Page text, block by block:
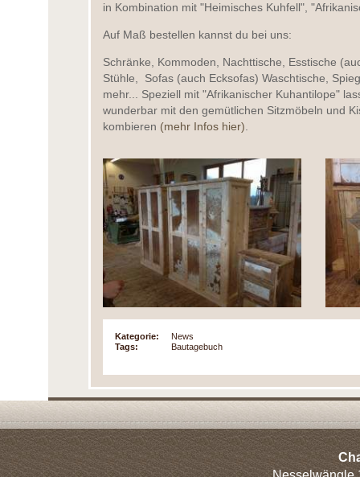
in Kombination mit "Heimisches Kuhfell",
Auf Maß bestellen kannst du bei uns:
Schränke, Kommoden, Nachttische, Esstische
Stühle, Sofas (auch Ecksofas) Waschtische,
mehr... Speziell mit "Afrikanischer Kuhantilope"
wunderbar mit den gemütlichen Sitzmöbeln und
kombieren (mehr Infos hier)
Kategorie:
News
Tags:
Bautagebuch